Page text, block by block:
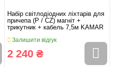
Набір світлодіодних ліхтарів для
причепа (P / CZ) магніт +
трикутник + кабель 7,5м KAMAR
Залишити відгук
2 240 ₴